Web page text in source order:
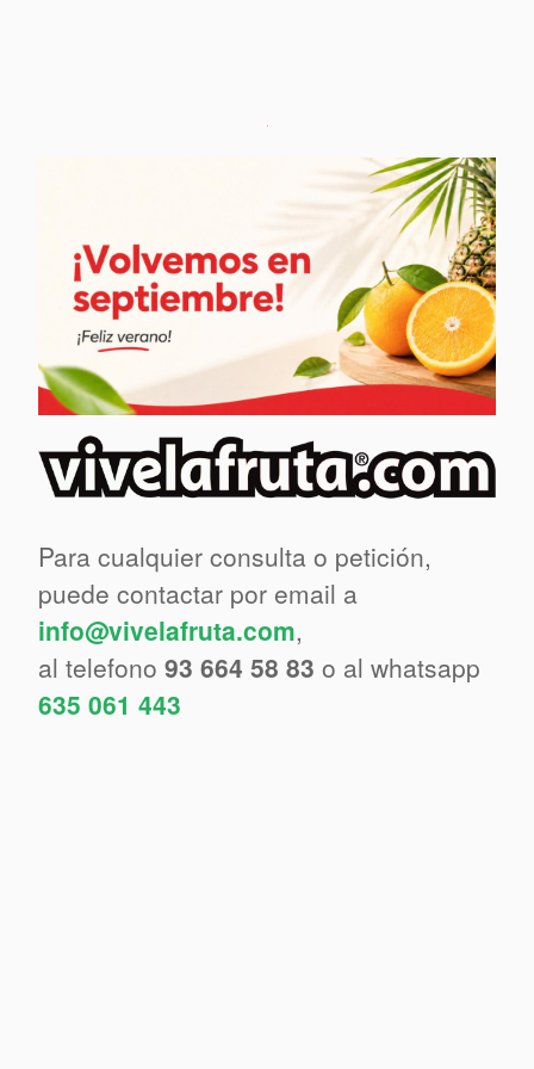
Para cualquier consulta o petición,
puede contactar por email a
info@vivelafruta.com,
al telefono 93 664 58 83 o al whatsapp
635 061 443